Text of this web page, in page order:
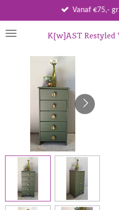
direct
naar
hoofdinhoud
K[w]AST
Vanaf €75,-